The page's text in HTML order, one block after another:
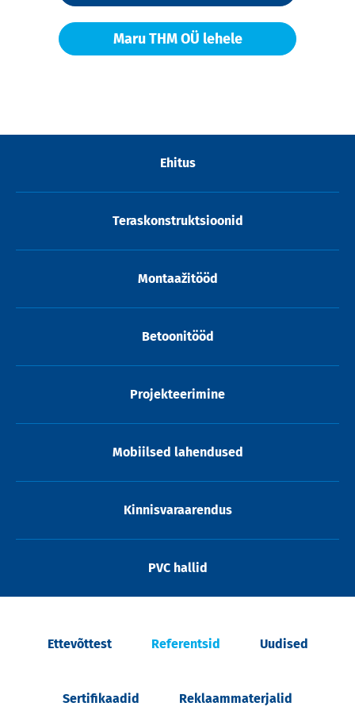
Maru THM OÜ lehele
Ehitus
Teraskonstruktsioonid
Montaažitööd
Betoonitööd
Projekteerimine
Mobiilsed lahendused
Kinnisvaraarendus
PVC hallid
Ettevõttest Referentsid Uudised
Sertifikaadid Reklaammaterjalid